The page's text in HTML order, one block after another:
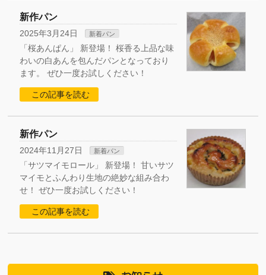
新作パン
2025年3月24日 新着パン
「桜あんぱん」 新登場！ 桜香る上品な味
わいの白あんを包んだパンとなっており
ます。 ぜひ一度お試しください！
この記事を読む
新作パン
2024年11月27日 新着パン
「サツマイモロール」 新登場！ 甘いサツ
マイモとふんわり生地の絶妙な組み合わ
せ！ ぜひ一度お試しください！
この記事を読む